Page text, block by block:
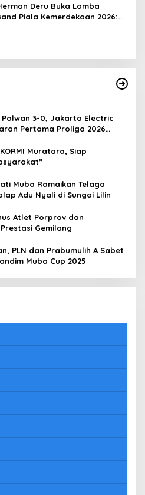
Deru Buka Lomba
Piala Kemerdekaan 2026:
Polwan 3-0, Jakarta Electric
Pertama Proliga 2026
Muratara, Siap
Muba Ramaikan Telaga
Adu Nyali di Sungai Lilin
Atlet Porprov dan
Gemilang
PLN dan Prabumulih A Sabet
Muba Cup 2025